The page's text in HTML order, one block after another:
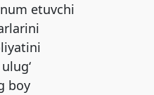
etuvchi
boy